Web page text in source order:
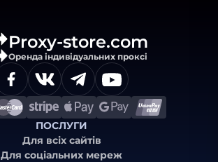
Proxy-store.com
Оренда індивідуальних проксі
ПОСЛУГИ
Для всіх сайтів
Для соціальних мереж